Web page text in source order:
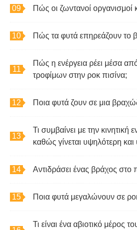
Πώς οι ζωντανοί οργανισμοί
Πώς τα φυτά επηρεάζουν το
Πώς η ενέργεια ρέει μέσα
τροφίμων στην ροκ πισίνα;
Ποια φυτά ζουν σε μια
Τι συμβαίνει με την κινητική
καθώς γίνεται υψηλότερη
Αντιδράσει ένας βράχος στο
Ποια φυτά μεγαλώνουν σε
Τι είναι ένα αβιοτικό μέρος